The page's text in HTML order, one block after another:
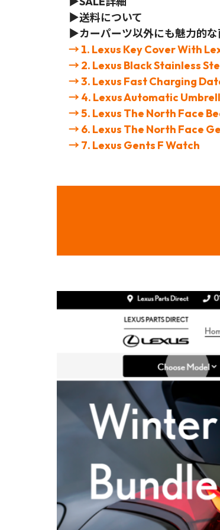
▶送料について
▶カーパーツ以外にも魅力的
→ 1. Lexus Key Cover With
→ 2. Lexus Black Stainless
→ 3. Lexus Fast Charging
→ 4. Lexus Automatic
→ 5. Lexus The North Face
→ 6. Lexus The North Face
→ 7. Lexus Gents F Watch